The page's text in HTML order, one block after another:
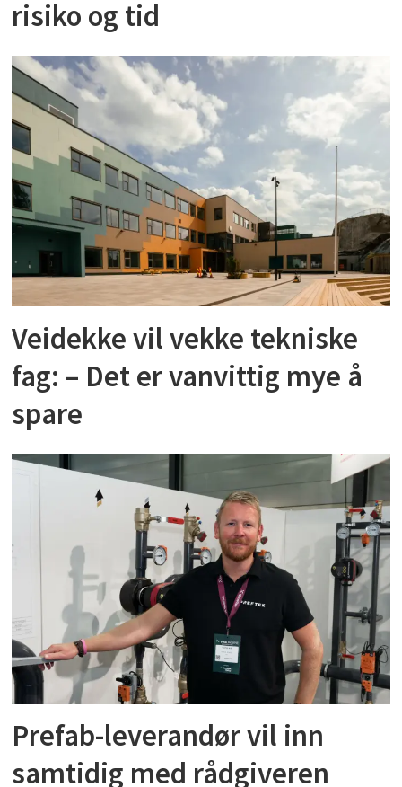
risiko og tid
Veidekke vil vekke tekniske
fag: – Det er vanvittig mye å
spare
Prefab-leverandør vil inn
samtidig med rådgiveren